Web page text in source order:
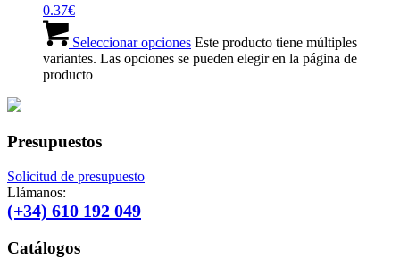
0.37€
Seleccionar opciones Este producto tiene múltiples
variantes. Las opciones se pueden elegir en la página de
producto
Presupuestos
Solicitud de presupuesto
Llámanos:
(+34) 610 192 049
Catálogos